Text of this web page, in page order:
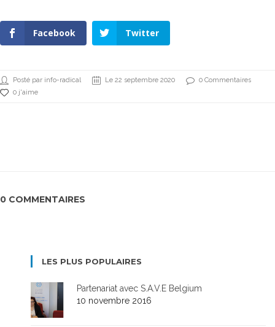
Facebook Twitter
Posté par info-radical Le 22 septembre 2020
0 Commentaires
0 j'aime
0 COMMENTAIRES
LES PLUS POPULAIRES
Partenariat avec S.A.V.E Belgium
10 novembre 2016